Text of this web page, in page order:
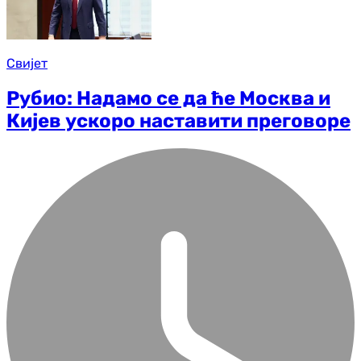
Свијет
Рубио: Надамо се да ће Москва и
Кијев ускоро наставити преговоре